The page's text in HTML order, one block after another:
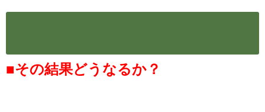
■その結果どうなるか？